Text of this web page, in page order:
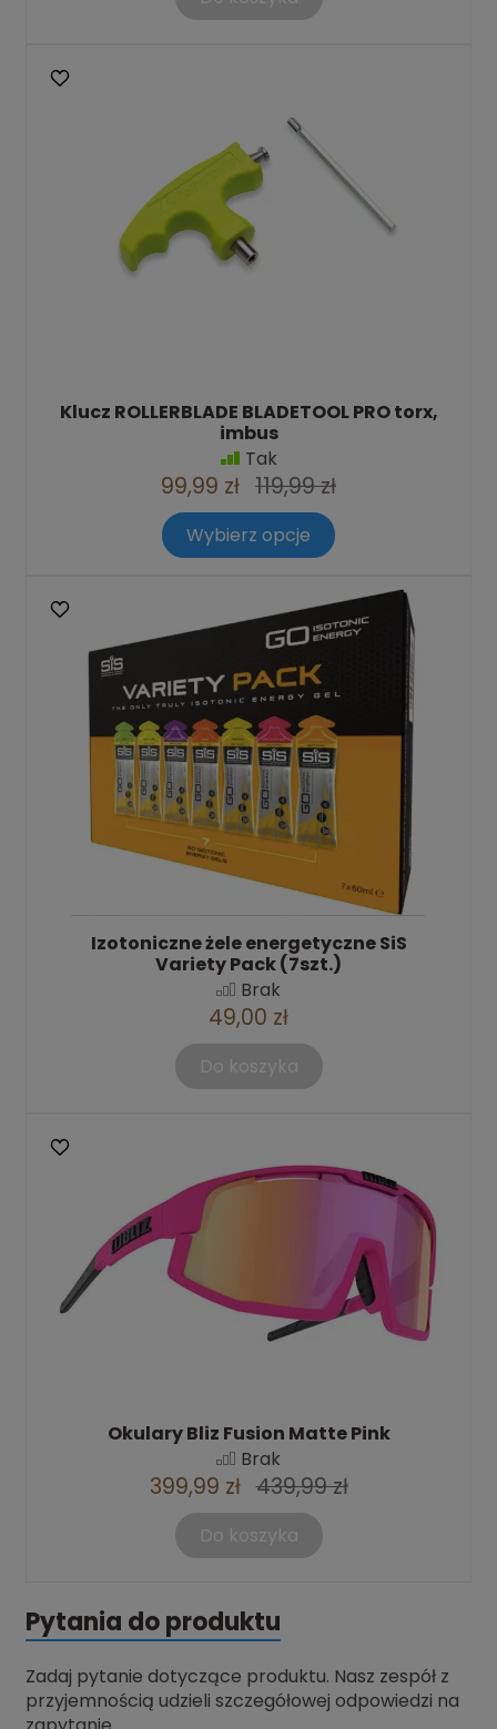
Klucz ROLLERBLADE BLADETOOL PRO torx,
imbus
Tak
99,99 zł 119,99 zł
Wybierz opcje
Izotoniczne żele energetyczne SiS
Variety Pack (7szt.)
Brak
49,00 zł
Do koszyka
Okulary Bliz Fusion Matte Pink
Brak
399,99 zł 439,99 zł
Do koszyka
Pytania do produktu
Zadaj pytanie dotyczące produktu. Nasz zespół z
przyjemnością udzieli szczegółowej odpowiedzi na